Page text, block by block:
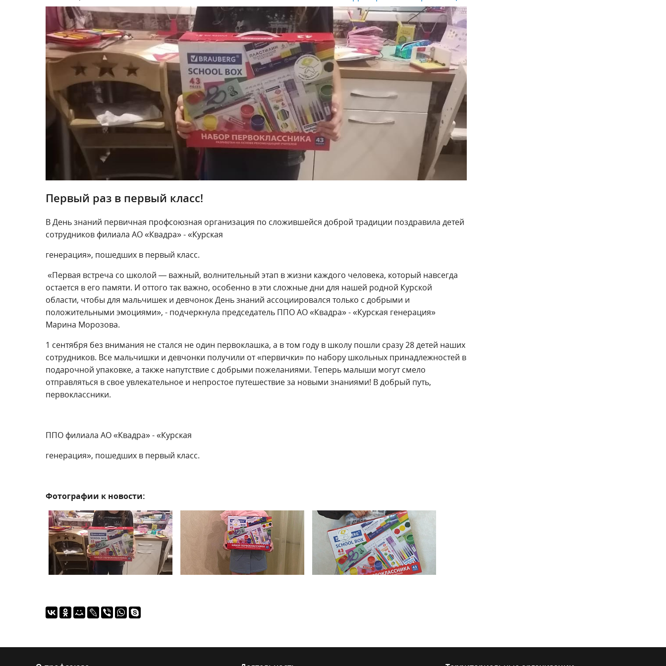
Первый раз в первый класс!
В День знаний первичная профсоюзная организация по сложившейся доброй традиции поздравила детей
сотрудников филиала АО «Квадра» - «Курская
генерация», пошедших в первый класс.
«Первая встреча со школой — важный, волнительный этап в жизни каждого человека, который навсегда
остается в его памяти. И оттого так важно, особенно в эти сложные дни для нашей родной Курской
области, чтобы для мальчишек и девчонок День знаний ассоциировался только с добрыми и
положительными эмоциями», - подчеркнула председатель ППО АО «Квадра» - «Курская генерация»
Марина Морозова.
1 сентября без внимания не стался не один первоклашка, а в том году в школу пошли сразу 28 детей наших
сотрудников. Все мальчишки и девчонки получили от «первички» по набору школьных принадлежностей в
подарочной упаковке, а также напутствие с добрыми пожеланиями. Теперь малыши могут смело
отправляться в свое увлекательное и непростое путешествие за новыми знаниями! В добрый путь,
первоклассники.
ППО филиала АО «Квадра» - «Курская
генерация», пошедших в первый класс.
Фотографии к новости: